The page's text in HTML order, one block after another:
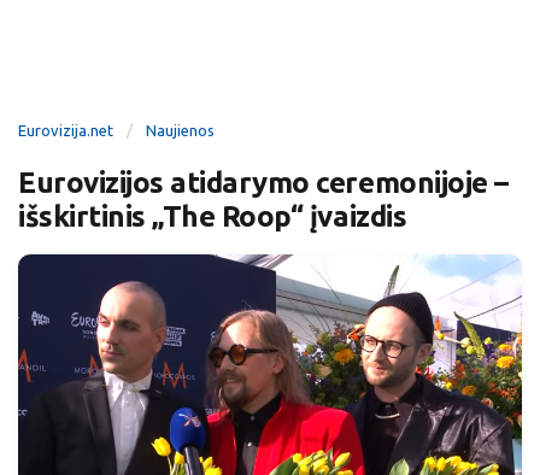
Eurovizija.net Naujienos
Eurovizijos atidarymo ceremonijoje –
išskirtinis „The Roop“ įvaizdis